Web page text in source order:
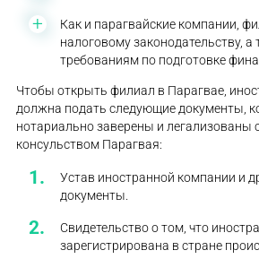
Как и парагвайские компании,
налоговому законодательству, а
требованиям по подготовке
Чтобы открыть филиал в Парагвае,
должна подать следующие документы,
нотариально заверены и легализованы
консульством Парагвая:
Устав иностранной компании и
документы.
Свидетельство о том, что
зарегистрирована в стране